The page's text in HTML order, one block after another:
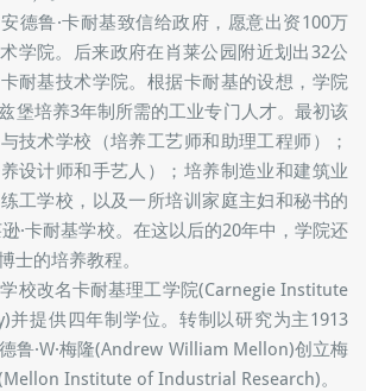
）。
德鲁·卡耐基致信给政府，愿意出资100万
学院。后来政府在肖莱公园附近划出32公
耐基技术学院。根据卡耐基的设想，学院
堡培养3年制所需的工业专门人才。最初该
技术学校（培养工艺师和助理工程师）；
设计师和手艺人）；培养制造业和建筑业
工学校，以及一所培训家庭主妇和秘书的
·卡耐基学校。在这以后的20年中，学院还
士的培养教程。
校改名卡耐基理工学院(Carnegie Institute
并提供四年制学位。转制以研究为主1913
鲁·W·梅隆(Andrew William Mellon)创立梅